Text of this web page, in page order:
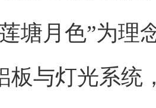
塘月色”为理
板与灯光系统